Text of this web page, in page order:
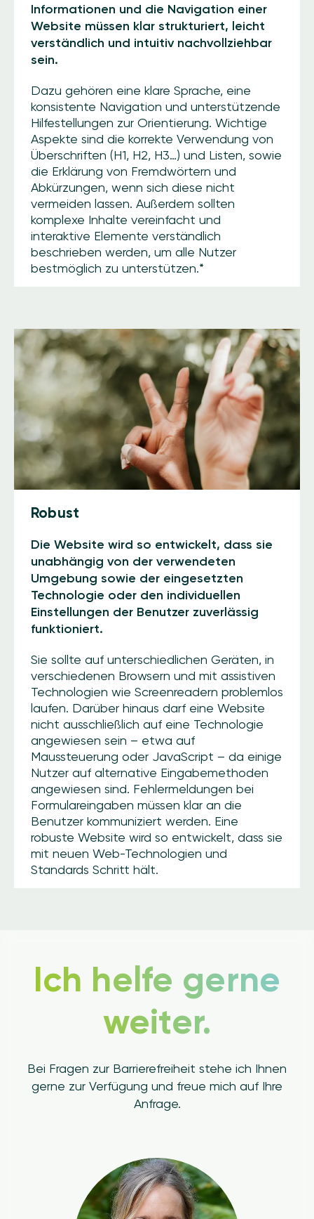
Informationen und die Navigation einer
Website müssen klar strukturiert, leicht
verständlich und intuitiv nachvollziehbar
sein.
Dazu gehören eine klare Sprache, eine
konsistente Navigation und unterstützende
Hilfestellungen zur Orientierung. Wichtige
Aspekte sind die korrekte Verwendung von
Überschriften (H1, H2, H3…) und Listen, sowie
die Erklärung von Fremdwörtern und
Abkürzungen, wenn sich diese nicht
vermeiden lassen. Außerdem sollten
komplexe Inhalte vereinfacht und
interaktive Elemente verständlich
beschrieben werden, um alle Nutzer
bestmöglich zu unterstützen.*
Robust
Die Website wird so entwickelt, dass sie
unabhängig von der verwendeten
Umgebung sowie der eingesetzten
Technologie oder den individuellen
Einstellungen der Benutzer zuverlässig
funktioniert.
Sie sollte auf unterschiedlichen Geräten, in
verschiedenen Browsern und mit assistiven
Technologien wie Screenreadern problemlos
laufen. Darüber hinaus darf eine Website
nicht ausschließlich auf eine Technologie
angewiesen sein – etwa auf
Maussteuerung oder JavaScript – da einige
Nutzer auf alternative Eingabemethoden
angewiesen sind. Fehlermeldungen bei
Formulareingaben müssen klar an die
Benutzer kommuniziert werden. Eine
robuste Website wird so entwickelt, dass sie
mit neuen Web-Technologien und
Standards Schritt hält.
Ich helfe gerne
weiter.
Bei Fragen zur Barrierefreiheit stehe ich Ihnen
gerne zur Verfügung und freue mich auf Ihre
Anfrage.